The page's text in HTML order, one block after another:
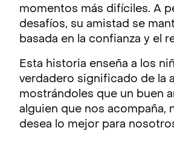
momentos más difíciles. A
desafíos, su amistad se
basada en la confianza y el
Esta historia enseña a los
verdadero significado de la
mostrándoles que un buen
alguien que nos acompaña,
desea lo mejor para